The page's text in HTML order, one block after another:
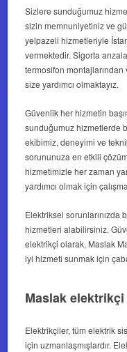
Sizlere sunduğumuz
sizin memnuniyetiniz ve
yelpazeli hizmetleriyle
vermektedir. Sigorta
termosifon
size yardımcı olmaktayız.
Güvenlik her hizmetin
sunduğumuz hizmetlerde
ekibimiz, deneyimi ve
sorununuza en etkili
hizmetimizle her zaman
yardımcı olmak için
Elektriksel
hizmetleri alabilirsiniz.
elektrikçi olarak, Maslak
iyi hizmeti sunmak için
Maslak elektrikçi
Elektrikçiler, tüm elektrik
için uzmanlaşmışlardır.